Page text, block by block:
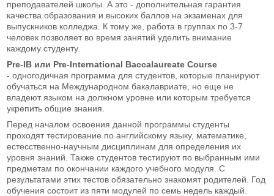
преподавателей школы. А это - дополнительная гарантия
качества образования и высоких баллов на экзаменах для
выпускников колледжа. К тому же, работа в группах по 3-7
человек позволяет во время занятий уделить внимание
каждому студенту.
Pre-IB или Pre-International Baccalaureate Course
- одногодичная программа для студентов, которые планируют
обучаться на Международном бакалавриате, но еще не
владеют языком на должном уровне или которым требуется
укрепить общие знания.
Перед началом освоения данной программы студенты
проходят тестирование по английскому языку, математике,
естесственно-научным дисциплинам для определения их
уровня знаний. Также студентов тестируют по выбранным ими
предметам по окончании каждого учебного модуля. С
результатами этих тестов обязательно знакомят родителей. Год
обучения состоит из пяти модулей по семь недель каждый.